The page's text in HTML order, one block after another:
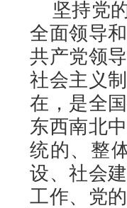
坚持党
全面领导
共产党领
社会主义
在，是全
东西南北
统的、整
设、社会
工作、党